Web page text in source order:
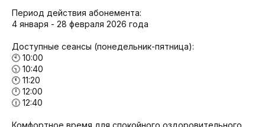
Период действия абонемента:
4 января - 28 февраля 2026 года
Доступные сеансы (понедельник-пятница):
🕙 10:00
🕥 10:40
🕚 11:20
🕛 12:00
🕧 12:40